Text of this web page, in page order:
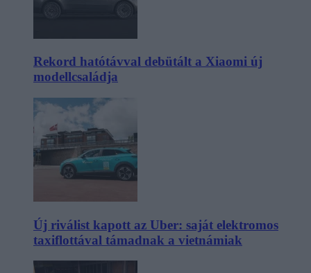
Rekord hatótávval debütált a Xiaomi új
modellcsaládja
Új riválist kapott az Uber: saját elektromos
taxiflottával támadnak a vietnámiak